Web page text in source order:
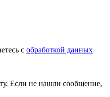
с обработкой данных
Если не нашли сообщение,